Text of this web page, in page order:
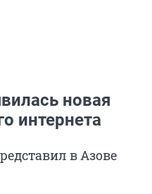
новая
интернета
в Азове